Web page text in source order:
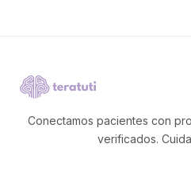
Conectamos pacientes con
verificados.